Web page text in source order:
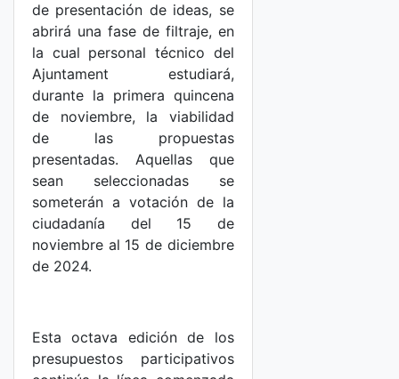
de presentación de ideas, se
abrirá una fase de filtraje, en
la cual personal técnico del
Ajuntament estudiará,
durante la primera quincena
de noviembre, la viabilidad
de las propuestas
presentadas. Aquellas que
sean seleccionadas se
someterán a votación de la
ciudadanía del 15 de
noviembre al 15 de diciembre
de 2024.
Esta octava edición de los
presupuestos participativos